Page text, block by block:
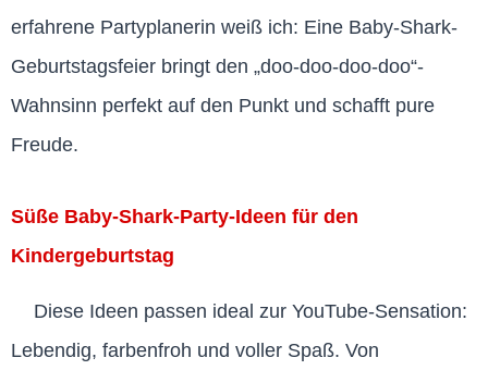
erfahrene Partyplanerin weiß ich: Eine Baby-Shark-
Geburtstagsfeier bringt den „doo-doo-doo-doo“-
Wahnsinn perfekt auf den Punkt und schafft pure
Freude.
Süße Baby-Shark-Party-Ideen für den
Kindergeburtstag
Diese Ideen passen ideal zur YouTube-Sensation:
Lebendig, farbenfroh und voller Spaß. Von